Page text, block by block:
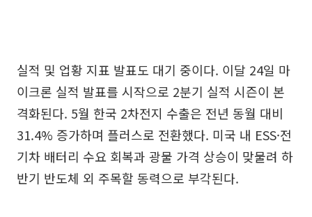
실적 및 업황 지표 발표도 대기 중이다. 이달 24일 마
이크론 실적 발표를 시작으로 2분기 실적 시즌이 본
격화된다. 5월 한국 2차전지 수출은 전년 동월 대비
31.4% 증가하며 플러스로 전환했다. 미국 내 ESS·전
기차 배터리 수요 회복과 광물 가격 상승이 맞물려 하
반기 반도체 외 주목할 동력으로 부각된다.